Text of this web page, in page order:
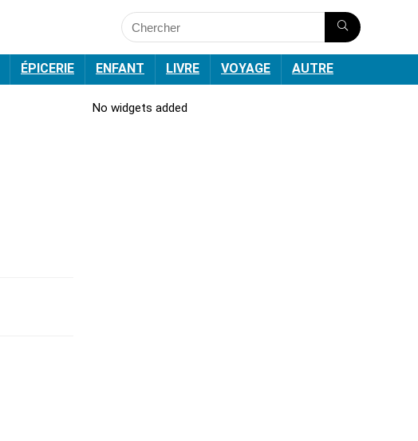
ÉPICERIE ENFANT LIVRE VOYAGE AUTRE
No widgets added